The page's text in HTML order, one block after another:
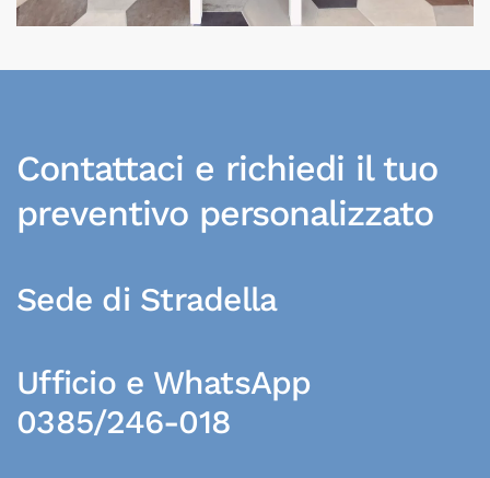
Contattaci e richiedi il tuo
preventivo personalizzato
Sede di Stradella
Ufficio e WhatsApp
0385/246-018